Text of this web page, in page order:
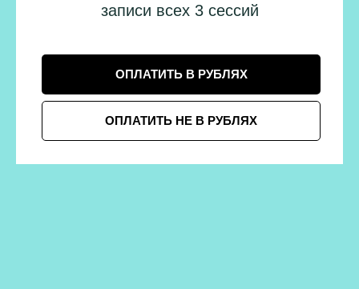
записи всех 3 сессий
ОПЛАТИТЬ В РУБЛЯХ
ОПЛАТИТЬ НЕ В РУБЛЯХ